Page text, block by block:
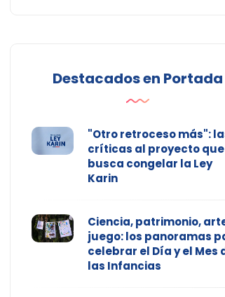
Destacados en Portada
"Otro retroceso más":
críticas al proyecto que
busca congelar la Ley
Karin
Ciencia, patrimonio,
juego: los panoramas
celebrar el Día y el Mes
las Infancias